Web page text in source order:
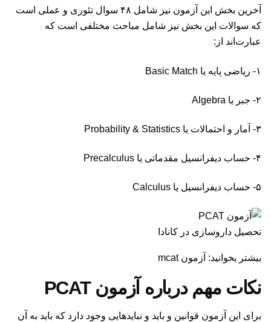
آخرین بخش این آزمون نیز شامل ۴۸ سوال تئوری و عملی است
که سوالات این بخش نیز شامل مباحث مختلفی است که
عبارت‌اند از:
۱- ریاضی پایه یا Basic Match
۲- جبر یا Algebra
۳- آمار و احتمالات یا Probability & Statistics
۴- حساب دیفرانسیل مقدماتی یا Precalculus
۵- حساب دیفرانسیل یا Calculus
تحصیل داروسازی در کانادا
بیشتر بخوانید: آزمون mcat
نکات مهم درباره آزمون PCAT
برای این آزمون قوانین و باید و نبایدهایی وجود دارد که باید به آن